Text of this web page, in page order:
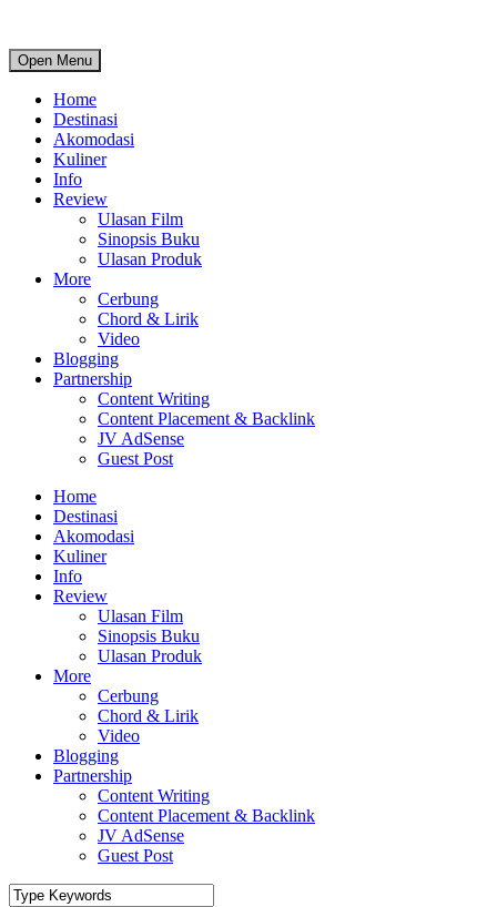
Open Menu
Home
Destinasi
Akomodasi
Kuliner
Info
Review
Ulasan Film
Sinopsis Buku
Ulasan Produk
More
Cerbung
Chord & Lirik
Video
Blogging
Partnership
Content Writing
Content Placement & Backlink
JV AdSense
Guest Post
Home
Destinasi
Akomodasi
Kuliner
Info
Review
Ulasan Film
Sinopsis Buku
Ulasan Produk
More
Cerbung
Chord & Lirik
Video
Blogging
Partnership
Content Writing
Content Placement & Backlink
JV AdSense
Guest Post